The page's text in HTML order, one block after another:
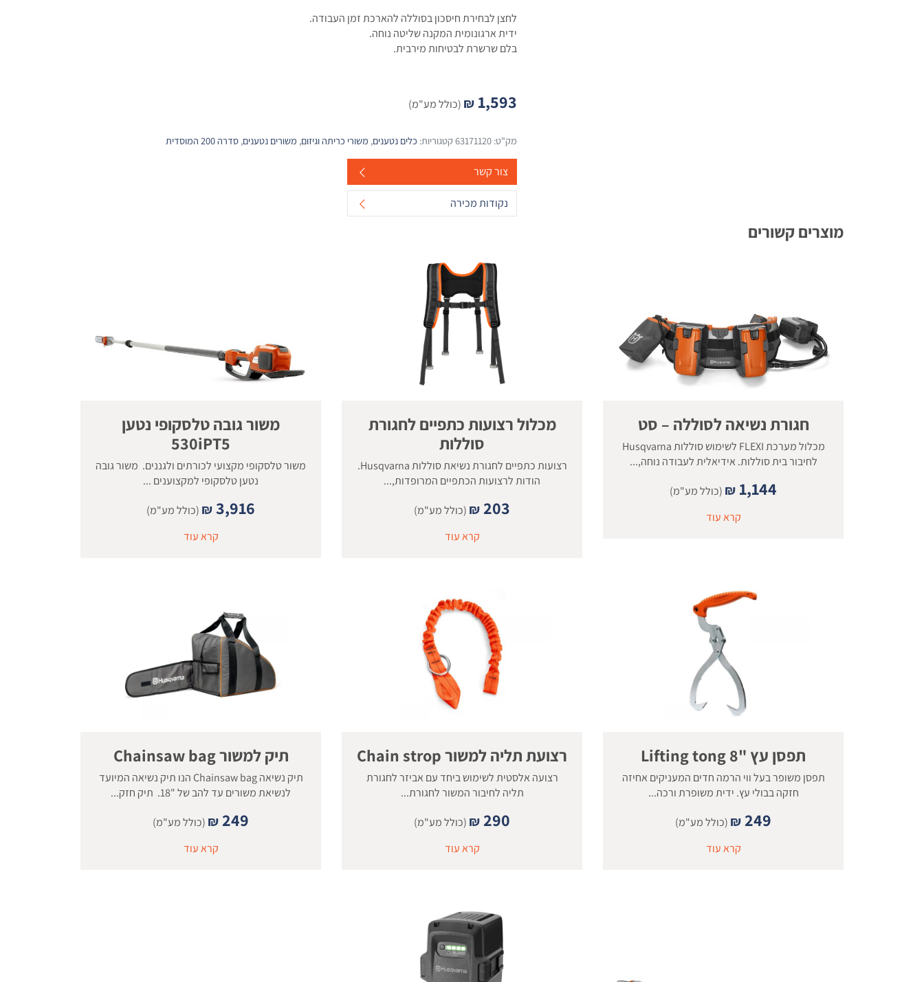
לחצן לבחירת חיסכון בסוללה להארכת זמן העבודה.
ידית ארגונומית המקנה שליטה נוחה.
בלם שרשרת לבטיחות מירבית.
₪ 1,593 (כולל מע"מ)
מק"ט: 63171120 קטגוריות: כלים נטענים, משורי כריתה וגיזום, משורים נטענים, סדרה 200 המוסדית
צור קשר
נקודות מכירה
מוצרים קשורים
חגורת נשיאה לסוללה – סט
מכלול מערכת FLEXI לשימוש סוללות Husqvarna
לחיבור בית סוללות. אידיאלית לעבודה נוחה,...
₪ 1,144
(כולל מע"מ)
קרא עוד
מכלול רצועות כתפיים לחגורת
סוללות
רצועות כתפיים לחגורת נשיאת סוללות Husqvarna.
הודות לרצועות הכתפיים המרופדות,...
₪ 203
(כולל מע"מ)
קרא עוד
משור גובה טלסקופי נטען
530iPT5
משור טלסקופי מקצועי לכורתים ולגננים. משור גובה
נטען טלסקופי למקצוענים ...
₪3,916
(כולל מע"מ)
קרא עוד
תפסן עץ "8 Lifting tong
תפסן משופר בעל ווי הרמה חדים המעניקים אחיזה
חזקה בבולי עץ. ידית משופרת ורכה...
₪ 249
(כולל מע"מ)
קרא עוד
רצועת תליה למשור Chain strop
רצועה אלסטית לשימוש ביחד עם אביזר לחגורת
תליה לחיבור המשור לחגורת...
₪ 290
(כולל מע"מ)
קרא עוד
תיק למשור Chainsaw bag
תיק נשיאה Chainsaw bag הנו תיק נשיאה המיועד
לנשיאת משורים עד להב של "18. תיק חזק...
₪ 249
(כולל מע"מ)
קרא עוד